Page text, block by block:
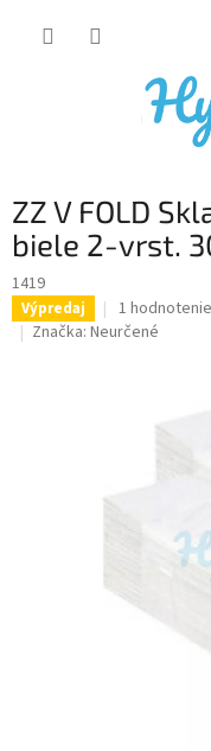
ZZ V FOLD
biele 2-vrst.
1419
Výpredaj
Priemerné
hodnotenie
1 hodnotenie
Značka: Neurčené